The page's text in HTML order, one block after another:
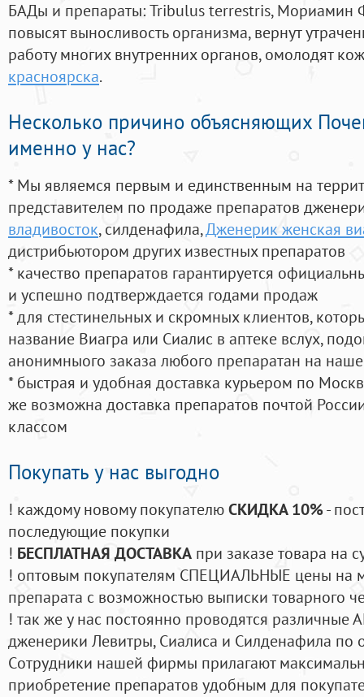
БАДы и препараты:Tribulus terrestris, Мориамин
повысят выносливость организма, вернут
работу многих внутренних органов, омолодят
красноярска.
Несколько причино объясняющих
именно у нас?
* Мы являемся первым и единственным на
представителем по продаже препаратов
владивосток, силденафила,Дженерик женская
дистрибьютором других известных препаратов
* качество препаратов гарантируется
и успешно подтверждается годами продаж
* для стестинельных и скромных клиентов,
название Виагра или Сиалис в аптеке вслух,
анонимныого заказа любого препаратан на
* быстрая и удобная доставка курьером по
же возможна доставка препаратов почтой
классом
Покупать у нас выгодно
! каждому новому покупателюСКИДКА 10%-
последующие покупки
! БЕСПЛАТНАЯ ДОСТАВКА при заказе товара на
! оптовым покупателям СПЕЦИАЛЬНЫЕ цены на
препарата с возможностью выписки товарного
! так же у нас постоянно проводятся
дженерики Левитры, Сиалиса и Силденафила по
Cотрудники нашей фирмы прилагают
приобретение препаратов удобным для